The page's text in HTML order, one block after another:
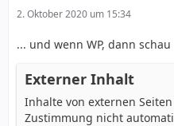
2. Oktober 2020 um 15:34
... und wenn WP, dann
Externer Inhalt
Inhalte von externen
Zustimmung nicht